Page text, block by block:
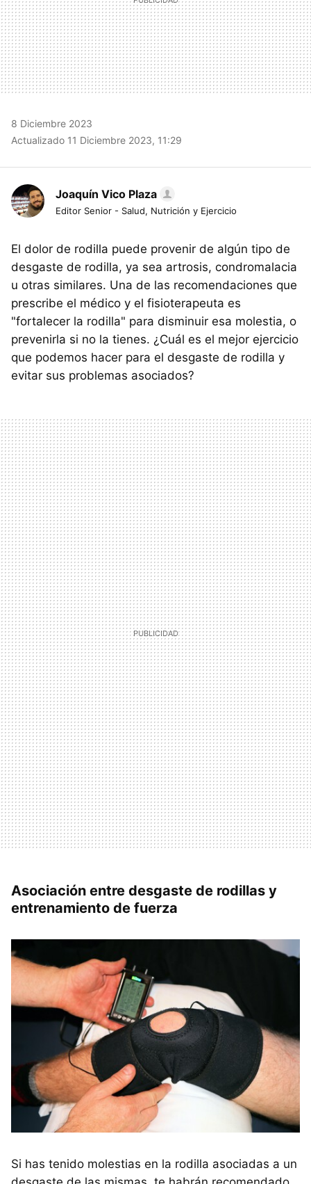
8 Diciembre 2023
Actualizado 11 Diciembre 2023, 11:29
Joaquín Vico Plaza
Editor Senior - Salud, Nutrición y Ejercicio
El dolor de rodilla puede provenir de algún tipo de
desgaste de rodilla, ya sea artrosis, condromalacia
u otras similares. Una de las recomendaciones que
prescribe el médico y el fisioterapeuta es
"fortalecer la rodilla" para disminuir esa molestia, o
prevenirla si no la tienes. ¿Cuál es el mejor ejercicio
que podemos hacer para el desgaste de rodilla y
evitar sus problemas asociados?
Asociación entre desgaste de rodillas y
entrenamiento de fuerza
Si has tenido molestias en la rodilla asociadas a un